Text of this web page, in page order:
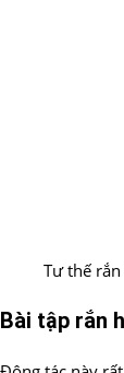
Tư thế
Bài tập rắn